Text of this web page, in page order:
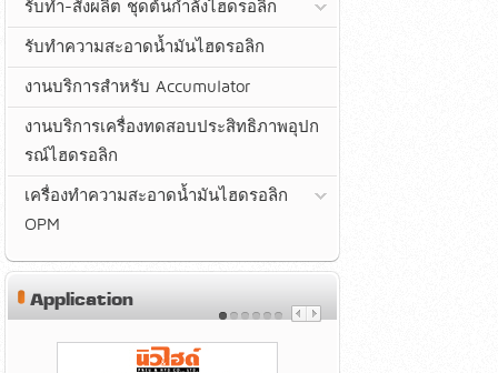
รับทำ-สั่งผลิต ชุดต้นกำลังไฮดรอลิก
รับทำความสะอาดน้ำมันไฮดรอลิก
งานบริการสำหรับ Accumulator
งานบริการเครื่องทดสอบประสิทธิภาพอุปก
รณ์ไฮดรอลิก
เครื่องทำความสะอาดน้ำมันไฮดรอลิก
OPM
Application